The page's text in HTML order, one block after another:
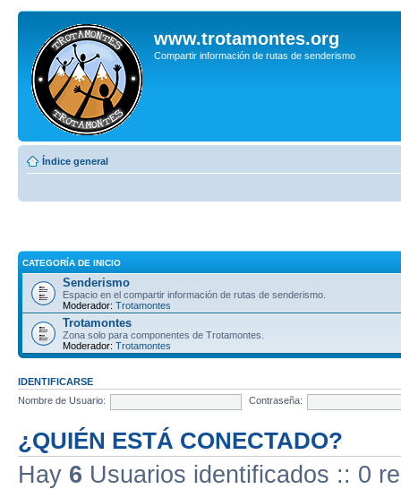
www.trotamontes.org
Compartir información de rutas de senderismo
Índice general
CATEGORÍA DE INICIO
Senderismo
Espacio en el compartir información de rutas de senderismo.
Moderador: Trotamontes
Trotamontes
Zona solo para componentes de Trotamontes.
Moderador: Trotamontes
IDENTIFICARSE
Nombre de Usuario:
Contraseña:
¿QUIÉN ESTÁ CONECTADO?
Hay 6 Usuarios identificados :: 0